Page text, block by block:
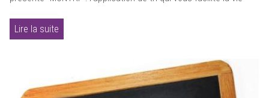
Lire la suite